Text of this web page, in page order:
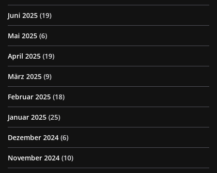
Juni 2025 (19)
Mai 2025 (6)
April 2025 (19)
März 2025 (9)
Februar 2025 (18)
Januar 2025 (25)
Dezember 2024 (6)
November 2024 (10)